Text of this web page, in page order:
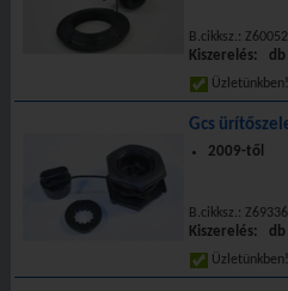
B.cikksz.: Z60052
Kiszerelés: db
Gcs
2009-től
B.cikksz.: Z69336
Kiszerelés: db